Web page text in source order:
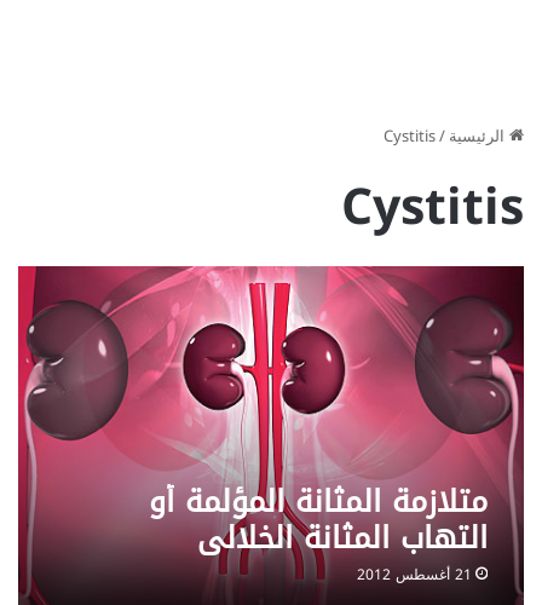
الرئيسية/
Cystitis
Cystitis
متلازمة المثانة المؤلمة أو
التهاب المثانة الخلالي
Interstitial cystitis
21 أغسطس 2012